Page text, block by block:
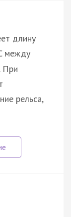
длину
между
При
рельса,